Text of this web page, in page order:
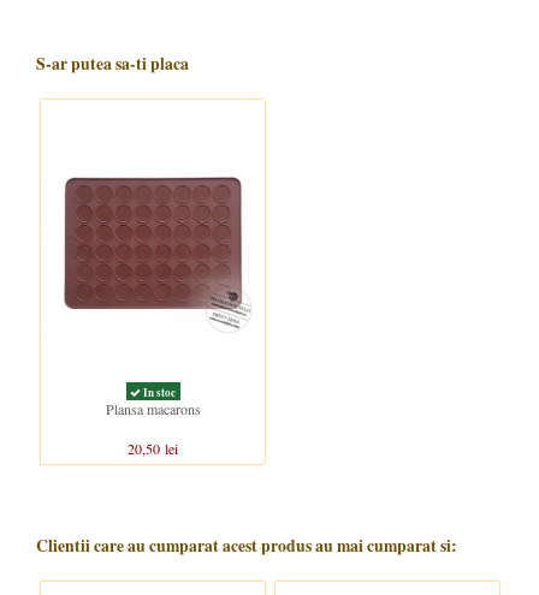
S-ar putea sa-ti placa
In stoc
Plansa macarons
20,50 lei
Clientii care au cumparat acest produs au mai cumparat si: